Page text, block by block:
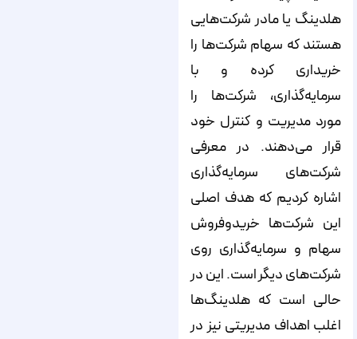
هلدینگ یا مادر شرکت‌هایی
هستند که سهام شرکت‌ها را
خریداری کرده و با
سرمایه‌گذاری، شرکت‌ها را
مورد مدیریت و کنترل خود
قرار می‌دهند. در معرفی
شرکت‌های سرمایه‌گذاری
اشاره کردیم که هدف اصلی
این شرکت‌‌‌‌‌‌ها خریدوفروش
سهام و سرمایه‌گذاری روی
شرکت‌های دیگر است. این در
حالی است که هلدینگ‌ها
اغلب اهداف مدیریتی نیز در